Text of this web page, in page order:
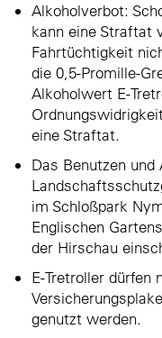
Alkoholverbot:
kann eine Straftat
Fahrtüchtigkeit
die 0,5-Promille-
Alkoholwert E-
eine Straftat.
Das Benutzen und
im Schloßpark
Englischen
der Hirschau
E-Tretroller dürfen
genutzt werden.